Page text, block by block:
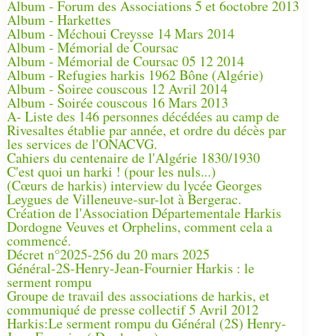
Album - Forum des Associations 5 et 6octobre 2013
Album - Harkettes
Album - Méchoui Creysse 14 Mars 2014
Album - Mémorial de Coursac
Album - Mémorial de Coursac 05 12 2014
Album - Refugies harkis 1962 Bône (Algérie)
Album - Soiree couscous 12 Avril 2014
Album - Soirée couscous 16 Mars 2013
A- Liste des 146 personnes décédées au camp de
Rivesaltes établie par année, et ordre du décès par
les services de l'ONACVG.
Cahiers du centenaire de l'Algérie 1830/1930
C'est quoi un harki ! (pour les nuls...)
(Cœurs de harkis) interview du lycée Georges
Leygues de Villeneuve-sur-lot à Bergerac.
Création de l'Association Départementale Harkis
Dordogne Veuves et Orphelins, comment cela a
commencé.
Décret n°2025-256 du 20 mars 2025
Général-2S-Henry-Jean-Fournier Harkis : le
serment rompu
Groupe de travail des associations de harkis, et
communiqué de presse collectif 5 Avril 2012
Harkis:Le serment rompu du Général (2S) Henry-